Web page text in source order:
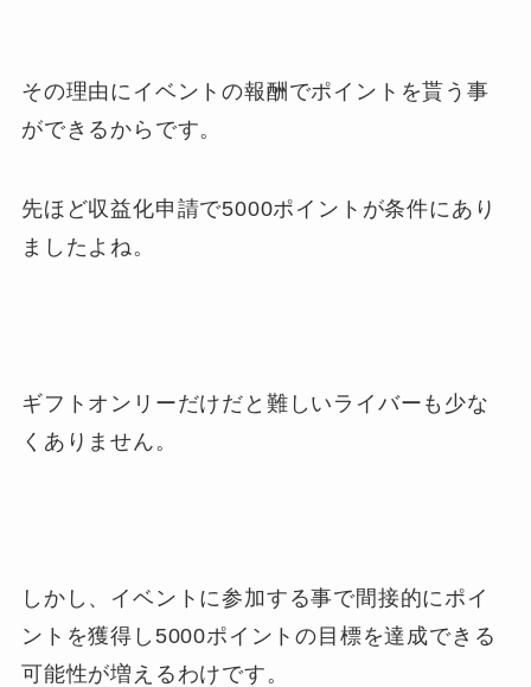
その理由にイベントの報酬でポイントを貰う事
ができるからです。
先ほど収益化申請で5000ポイントが条件にあり
ましたよね。
ギフトオンリーだけだと難しいライバーも少な
くありません。
しかし、イベントに参加する事で間接的にポイ
ントを獲得し5000ポイントの目標を達成できる
可能性が増えるわけです。